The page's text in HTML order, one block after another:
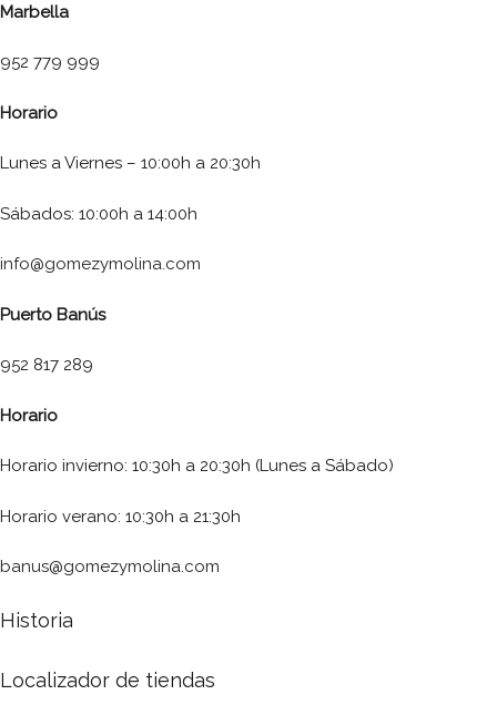
Marbella
952 779 999
Horario
Lunes a Viernes – 10:00h a 20:30h
Sábados: 10:00h a 14:00h
info@gomezymolina.com
Puerto Banús
952 817 289
Horario
Horario invierno: 10:30h a 20:30h (Lunes a Sábado)
Horario verano: 10:30h a 21:30h
banus@gomezymolina.com
Historia
Localizador de tiendas